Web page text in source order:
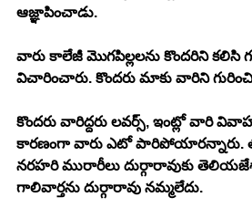
ఆజ్ఞాపించాడు.
వారు కాలేజీ మొగపిల్లలను కొందరిని కలిసి
విచారించారు. కొందరు మాకు వారిని
కొందరు వారిద్దరు లవర్స్, ఇంట్లో వారి
కారణంగా వారు ఎటో పారిపోయారన్నారు.
నరహరి మురారీలు దుర్గారావుకు
గాలివార్తను దుర్గారావు నమ్మలేదు.